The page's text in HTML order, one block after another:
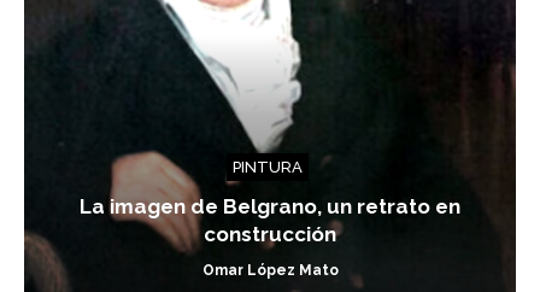
PINTURA
La imagen de Belgrano, un retrato en
construcción
Omar López Mato